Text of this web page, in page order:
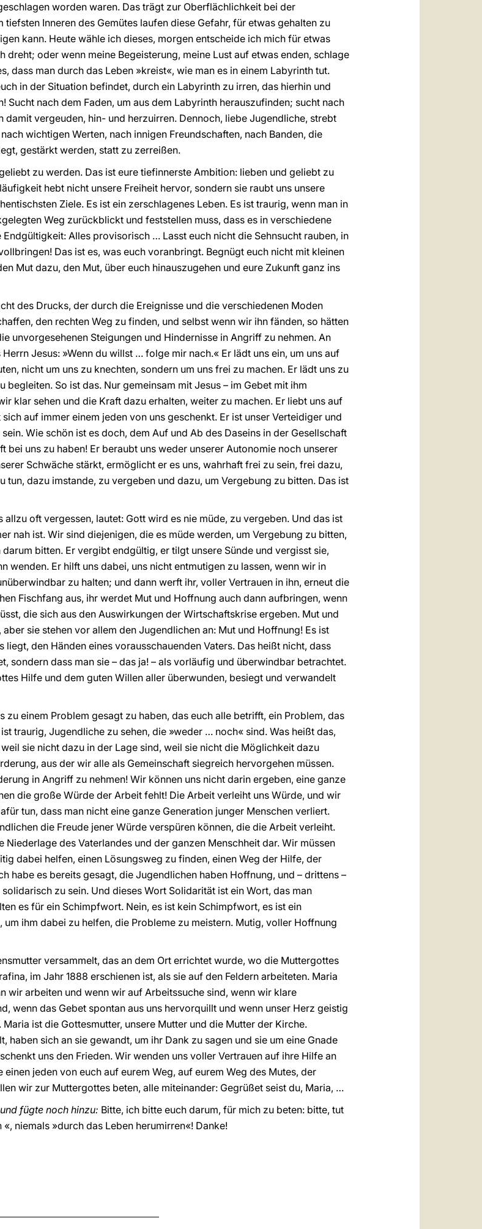
worden waren. Das trägt zur Oberflächlichkeit bei der
Inneren des Gemütes laufen diese Gefahr, für etwas gehalten zu
kann. Heute wähle ich dieses, morgen entscheide ich mich für etwas
oder wenn meine Begeisterung, meine Lust auf etwas enden, schlage
dass man durch das Leben »kreist«, wie man es in einem Labyrinth tut.
in der Situation befindet, durch ein Labyrinth zu irren, das hierhin und
nach dem Faden, um aus dem Labyrinth herauszufinden; sucht nach
damit vergeuden, hin- und herzuirren. Dennoch, liebe Jugendliche, strebt
wichtigen Werten, nach innigen Freundschaften, nach Banden, die
gestärkt werden, statt zu zerreißen.
zu werden. Das ist eure tiefinnerste Ambition: lieben und geliebt zu
hebt nicht unsere Freiheit hervor, sondern sie raubt uns unsere
Ziele. Es ist ein zerschlagenes Leben. Es ist traurig, wenn man in
Weg zurückblickt und feststellen muss, dass es in verschiedene
Alles provisorisch … Lasst euch nicht die Sehnsucht rauben, in
Das ist es, was euch voranbringt. Begnügt euch nicht mit kleinen
Mut dazu, den Mut, über euch hinauszugehen und eure Zukunft ganz ins
des Drucks, der durch die Ereignisse und die verschiedenen Moden
den rechten Weg zu finden, und selbst wenn wir ihn fänden, so hätten
unvorgesehenen Steigungen und Hindernisse in Angriff zu nehmen. An
Jesus: »Wenn du willst … folge mir nach.« Er lädt uns ein, um uns auf
nicht um uns zu knechten, sondern um uns frei zu machen. Er lädt uns zu
begleiten. So ist das. Nur gemeinsam mit Jesus – im Gebet mit ihm
klar sehen und die Kraft dazu erhalten, weiter zu machen. Er liebt uns auf
auf immer einem jeden von uns geschenkt. Er ist unser Verteidiger und
Wie schön ist es doch, dem Auf und Ab des Daseins in der Gesellschaft
bei uns zu haben! Er beraubt uns weder unserer Autonomie noch unserer
Schwäche stärkt, ermöglicht er es uns, wahrhaft frei zu sein, frei dazu,
tun, dazu imstande, zu vergeben und dazu, um Vergebung zu bitten. Das ist
oft vergessen, lautet: Gott wird es nie müde, zu vergeben. Und das ist
nah ist. Wir sind diejenigen, die es müde werden, um Vergebung zu bitten,
bitten. Er vergibt endgültig, er tilgt unsere Sünde und vergisst sie,
wenden. Er hilft uns dabei, uns nicht entmutigen zu lassen, wenn wir in
zu halten; und dann werft ihr, voller Vertrauen in ihn, erneut die
Fischfang aus, ihr werdet Mut und Hoffnung auch dann aufbringen, wenn
die sich aus den Auswirkungen der Wirtschaftskrise ergeben. Mut und
sie stehen vor allem den Jugendlichen an: Mut und Hoffnung! Es ist
den Händen eines vorausschauenden Vaters. Das heißt nicht, dass
sondern dass man sie – das ja! – als vorläufig und überwindbar betrachtet.
Hilfe und dem guten Willen aller überwunden, besiegt und verwandelt
einem Problem gesagt zu haben, das euch alle betrifft, ein Problem, das
traurig, Jugendliche zu sehen, die »weder … noch« sind. Was heißt das,
sie nicht dazu in der Lage sind, weil sie nicht die Möglichkeit dazu
aus der wir alle als Gemeinschaft siegreich hervorgehen müssen.
in Angriff zu nehmen! Wir können uns nicht darin ergeben, eine ganze
die große Würde der Arbeit fehlt! Die Arbeit verleiht uns Würde, und wir
tun, dass man nicht eine ganze Generation junger Menschen verliert.
die Freude jener Würde verspüren können, die die Arbeit verleiht.
des Vaterlandes und der ganzen Menschheit dar. Wir müssen
dabei helfen, einen Lösungsweg zu finden, einen Weg der Hilfe, der
habe es bereits gesagt, die Jugendlichen haben Hoffnung, und – drittens –
zu sein. Und dieses Wort Solidarität ist ein Wort, das man
es für ein Schimpfwort. Nein, es ist kein Schimpfwort, es ist ein
ihm dabei zu helfen, die Probleme zu meistern. Mutig, voller Hoffnung
versammelt, das an dem Ort errichtet wurde, wo die Muttergottes
im Jahr 1888 erschienen ist, als sie auf den Feldern arbeiteten. Maria
wir arbeiten und wenn wir auf Arbeitssuche sind, wenn wir klare
wenn das Gebet spontan aus uns hervorquillt und wenn unser Herz geistig
ist die Gottesmutter, unsere Mutter und die Mutter der Kirche.
haben sich an sie gewandt, um ihr Dank zu sagen und sie um eine Gnade
uns den Frieden. Wir wenden uns voller Vertrauen auf ihre Hilfe an
jeden von euch auf eurem Weg, auf eurem Weg des Mutes, der
wir zur Muttergottes beten, alle miteinander: Gegrüßet seist du, Maria, …
fügte noch hinzu: Bitte, ich bitte euch darum, für mich zu beten: bitte, tut
niemals »durch das Leben herumirren«! Danke!